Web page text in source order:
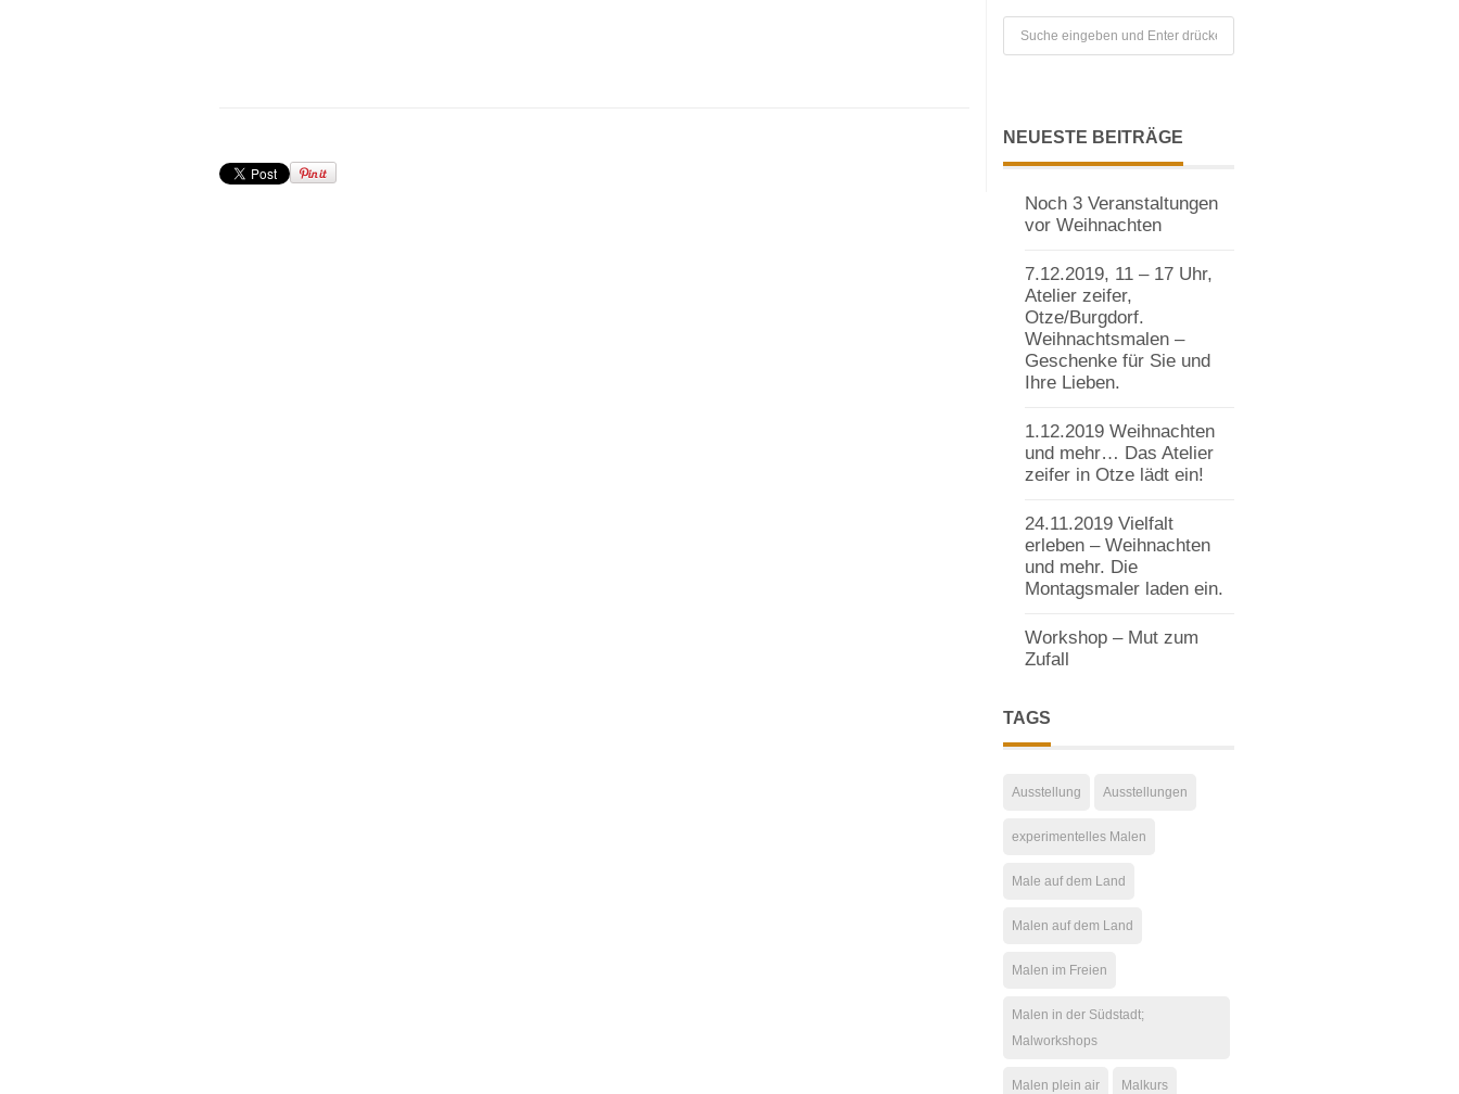
NEUESTE BEITRÄGE
Noch 3 Veranstaltungen
vor Weihnachten
7.12.2019, 11 – 17 Uhr,
Atelier zeifer,
Otze/Burgdorf.
Weihnachtsmalen –
Geschenke für Sie und
Ihre Lieben.
1.12.2019 Weihnachten
und mehr… Das Atelier
zeifer in Otze lädt ein!
24.11.2019 Vielfalt
erleben – Weihnachten
und mehr. Die
Montagsmaler laden ein.
Workshop – Mut zum
Zufall
TAGS
Ausstellung Ausstellungen
experimentelles Malen
Male auf dem Land
Malen auf dem Land
Malen im Freien
Malen in der Südstadt;
Malworkshops
Malen plein air Malkurs